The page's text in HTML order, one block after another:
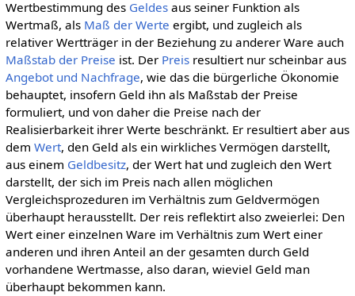
Wertbestimmung des Geldesaus seiner Funktion als
Wertmaß, als Maß der Werte ergibt, und zugleich als
relativer Wertträger in der Beziehung zu anderer Ware auch
Maßstab der Preise ist. Der Preisresultiert nur scheinbar aus
Angebot und Nachfrage, wie das die bürgerliche Ökonomie
behauptet, insofern Geld ihn als Maßstab der Preise
formuliert, und von daher die Preise nach der
Realisierbarkeit ihrer Werte beschränkt. Er resultiert aber aus
dem Wert, den Geld als ein wirkliches Vermögen darstellt,
aus einem Geldbesitz, der Wert hat und zugleich den Wert
darstellt, der sich im Preis nach allen möglichen
Vergleichsprozeduren im Verhältnis zum Geldvermögen
überhaupt herausstellt. Der reis reflektirt also zweierlei: Den
Wert einer einzelnen Ware im Verhältnis zum Wert einer
anderen und ihren Anteil an der gesamten durch Geld
vorhandene Wertmasse, also daran, wieviel Geld man
überhaupt bekommen kann.